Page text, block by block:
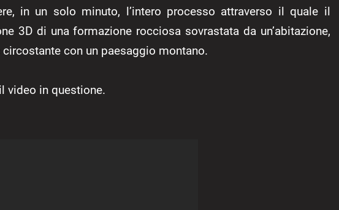
in un solo minuto, l’intero processo attraverso il quale il
3D di una formazione rocciosa sovrastata da un’abitazione,
con un paesaggio montano.
video in questione.